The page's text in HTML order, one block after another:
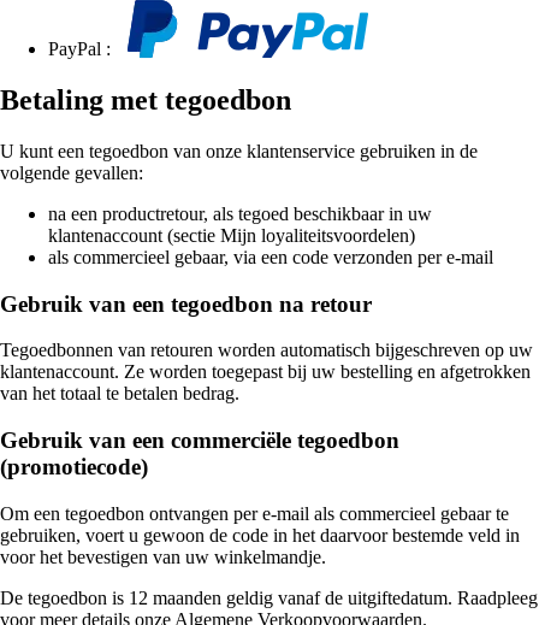
PayPal :
Betaling met tegoedbon
U kunt een tegoedbon van onze klantenservice gebruiken in de
volgende gevallen:
na een productretour, als tegoed beschikbaar in uw
klantenaccount (sectie Mijn loyaliteitsvoordelen)
als commercieel gebaar, via een code verzonden per e-mail
Gebruik van een tegoedbon na retour
Tegoedbonnen van retouren worden automatisch bijgeschreven op uw
klantenaccount. Ze worden toegepast bij uw bestelling en afgetrokken
van het totaal te betalen bedrag.
Gebruik van een commerciële tegoedbon
(promotiecode)
Om een tegoedbon ontvangen per e-mail als commercieel gebaar te
gebruiken, voert u gewoon de code in het daarvoor bestemde veld in
voor het bevestigen van uw winkelmandje.
De tegoedbon is 12 maanden geldig vanaf de uitgiftedatum. Raadpleeg
voor meer details onze Algemene Verkoopvoorwaarden.